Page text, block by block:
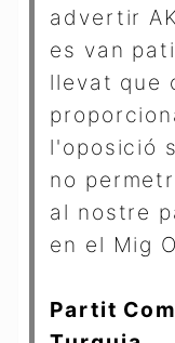
advertir
es van
llevat que
l'oposició
no
al nostre
en el Mig
Partit